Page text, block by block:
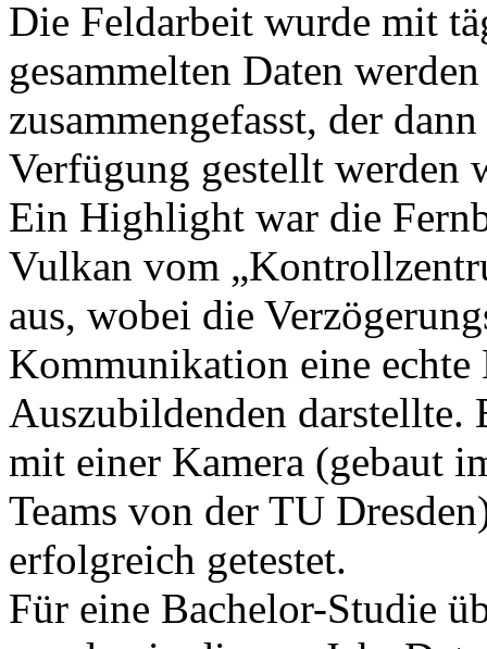
Die Feldarbeit wurde mit
gesammelten Daten
zusammengefasst, der
Verfügung gestellt werden
Ein Highlight war die
Vulkan vom
aus, wobei die
Kommunikation eine
Auszubildenden darstellte.
mit einer Kamera (gebaut
Teams von der TU
erfolgreich getestet.
Für eine Bachelor-Studie